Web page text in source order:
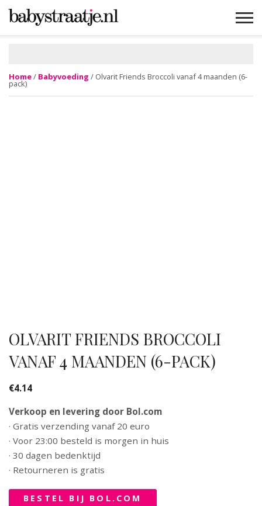
Home/ Babyvoeding / Olvarit Friends Broccoli vanaf 4 maanden (6-
pack)
OLVARIT FRIENDS BROCCOLI
VANAF 4 MAANDEN (6-PACK)
€4.14
Verkoop en levering door Bol.com
· Gratis verzending vanaf 20 euro
· Voor 23:00 besteld is morgen in huis
· 30 dagen bedenktijd
· Retourneren is gratis
BESTEL BIJ BOL.COM